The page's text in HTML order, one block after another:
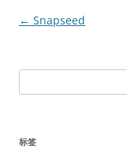
文
← Snapseed
索：
标签